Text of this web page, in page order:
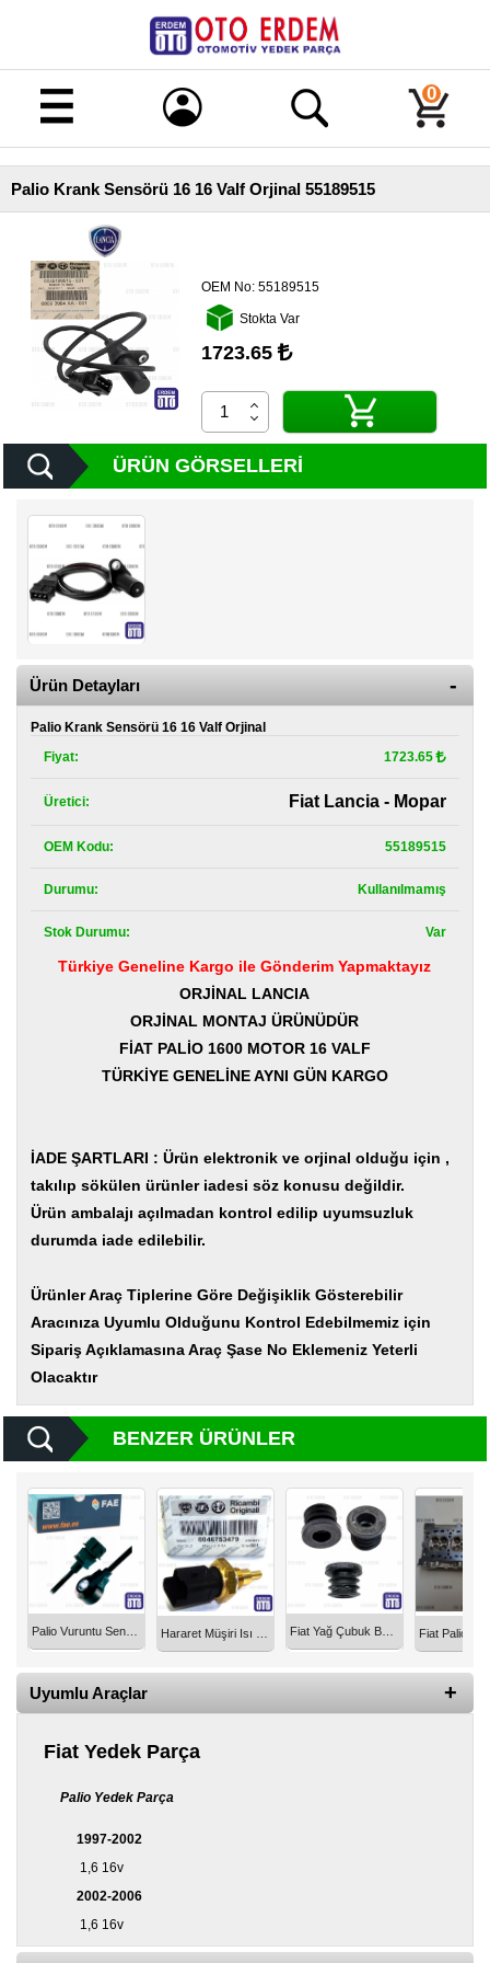
Merhaba!
Giriş
Kayıt
Ana
Sayfa
Kampanyalı
Ürünler
Ürünler
İletişim
Kategoriler
Renault
Yedek
Parça
Fiat
Parça
TOFAŞ
Yedek
DACIA
Yedek
Romeo
Parça
Yedek
Parça
Silecek
Standı
Çeşitleri
Dacia
Yedekleri
Aksesuar
Sanroof
Diğer
Markalar
Yağları
Soket
0
Palio Krank Sensörü 16 16 Valf Orjinal 55189515
OEM No:55189515
Stokta Var
1723.65
ÜRÜN GÖRSELLERI
Ürün Detayları
Palio Krank Sensörü 16 16 Valf Orjinal
Fiyat:
1723.65
Üretici: Fiat Lancia - Mopar
OEM Kodu: 55189515
Durumu: Kullanılmamış
Stok Durumu: Var
Türkiye Geneline Kargo ile Gönderim Yapmaktayız
ORJİNAL LANCIA
ORJİNAL MONTAJ ÜRÜNÜDÜR
FİAT PALİO 1600 MOTOR 16 VALF
TÜRKİYE GENELİNE AYNI GÜN KARGO
İADE ŞARTLARI : Ürün elektronik ve orjinal olduğu için ,
takılıp sökülen ürünler iadesi söz konusu değildir.
Ürün ambalajı açılmadan kontrol edilip uyumsuzluk
durumda iade edilebilir.
Ürünler Araç Tiplerine Göre Değişiklik Gösterebilir
Aracınıza Uyumlu Olduğunu Kontrol Edebilmemiz için
Sipariş Açıklamasına Araç Şase No Eklemeniz Yeterli
Olacaktır
BENZER ÜRÜNLER
Uyumlu Araçlar
Fiat Yedek Parça
Palio Yedek Parça
1997-2002
1,6 16v
2002-2006
1,6 16v